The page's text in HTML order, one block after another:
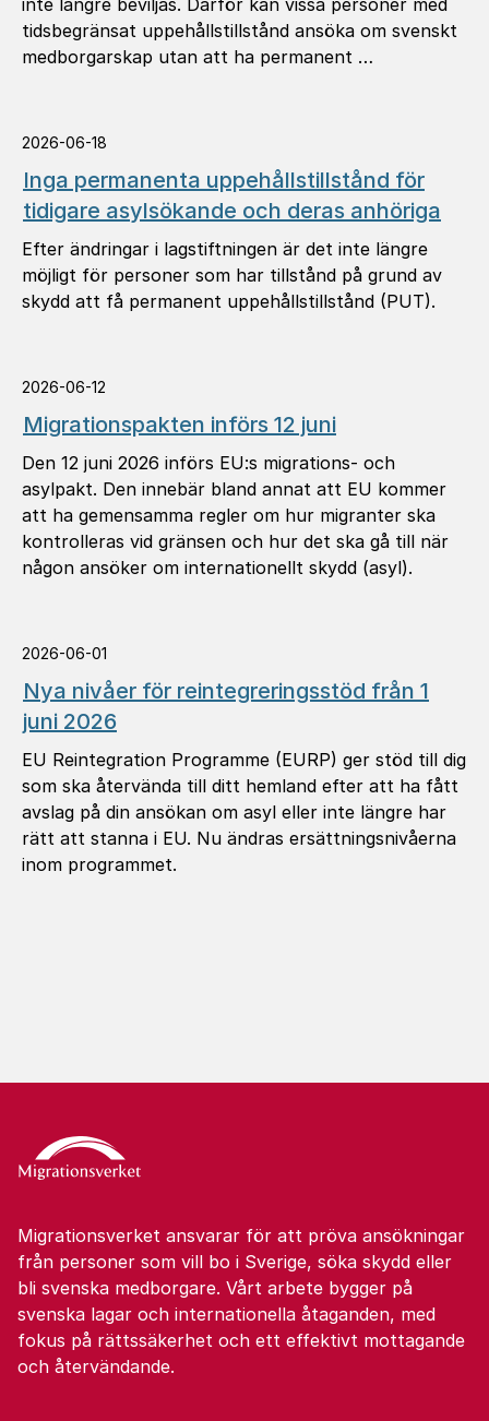
inte längre beviljas. Därför kan vissa personer med
tidsbegränsat uppehållstillstånd ansöka om svenskt
medborgarskap utan att ha permanent …
2026-06-18
Inga permanenta uppehållstillstånd för
tidigare asylsökande och deras anhöriga
Efter ändringar i lagstiftningen är det inte längre
möjligt för personer som har tillstånd på grund av
skydd att få permanent uppehållstillstånd (PUT).
2026-06-12
Migrationspakten införs 12 juni
Den 12 juni 2026 införs EU:s migrations- och
asylpakt. Den innebär bland annat att EU kommer
att ha gemensamma regler om hur migranter ska
kontrolleras vid gränsen och hur det ska gå till när
någon ansöker om internationellt skydd (asyl).
2026-06-01
Nya nivåer för reintegreringsstöd från 1
juni 2026
EU Reintegration Programme (EURP) ger stöd till dig
som ska återvända till ditt hemland efter att ha fått
avslag på din ansökan om asyl eller inte längre har
rätt att stanna i EU. Nu ändras ersättningsnivåerna
inom programmet.
Migrationsverket ansvarar för att pröva ansökningar
från personer som vill bo i Sverige, söka skydd eller
bli svenska medborgare. Vårt arbete bygger på
svenska lagar och internationella åtaganden, med
fokus på rättssäkerhet och ett effektivt mottagande
och återvändande.